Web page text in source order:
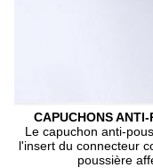
CAPUCHONS
Le capuchon anti-
l'insert du connecteur
poussière